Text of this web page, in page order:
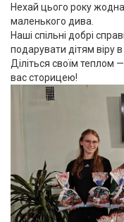
Нехай цього року
маленького дива.
Наші спільні добрі
подарувати дітям віру
Діліться своїм теплом
вас сторицею!